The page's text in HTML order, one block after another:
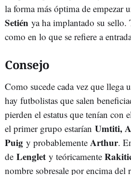
la forma más óptima de empezar
Setién ya ha implantado su sello.
como en lo que se refiere a
Consejo
Como sucede cada vez que llega
hay futbolistas que salen
pierden el estatus que tenían con
el primer grupo estarían Umtiti,
Puig y probablemente Arthur.
de Lenglet y teóricamente
nombre sobresale por encima del